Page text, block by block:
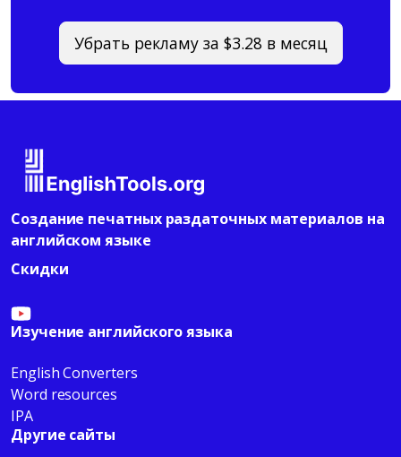
Убрать рекламу за $3.28 в месяц
Создание печатных раздаточных материалов на
английском языке
Скидки
Изучение английского языка
English Converters
Word resources
IPA
Другие сайты